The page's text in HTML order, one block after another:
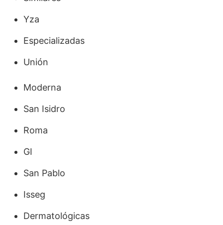
Yza
Especializadas
Unión
Moderna
San Isidro
Roma
GI
San Pablo
Isseg
Dermatológicas